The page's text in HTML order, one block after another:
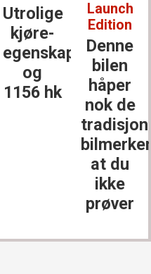
Utrolige
kjøre­
egenskaper
og
1156 hk
Launch
Edition
Denne
bilen
håper
nok de
at du
ikke
prøver